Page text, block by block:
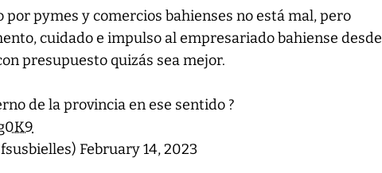
pymes y comercios bahienses no está mal, pero
cuidado e impulso al empresariado bahiense desde
presupuesto quizás sea mejor.
de la provincia en ese sentido ?
February 14, 2023